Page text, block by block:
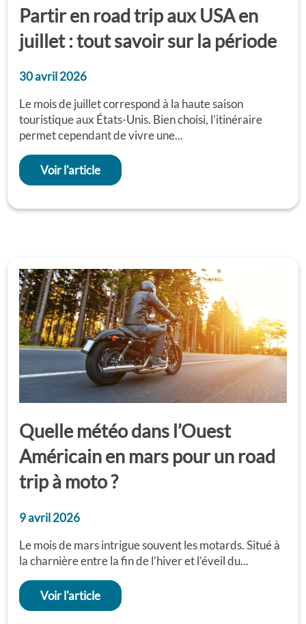
Partir en road trip aux USA en
juillet : tout savoir sur la période
30 avril 2026
Le mois de juillet correspond à la haute saison
touristique aux États-Unis. Bien choisi, l’itinéraire
permet cependant de vivre une...
Voir l'article
Quelle météo dans l’Ouest
Américain en mars pour un road
trip à moto ?
9 avril 2026
Le mois de mars intrigue souvent les motards. Situé à
la charnière entre la fin de l’hiver et l’éveil du...
Voir l'article